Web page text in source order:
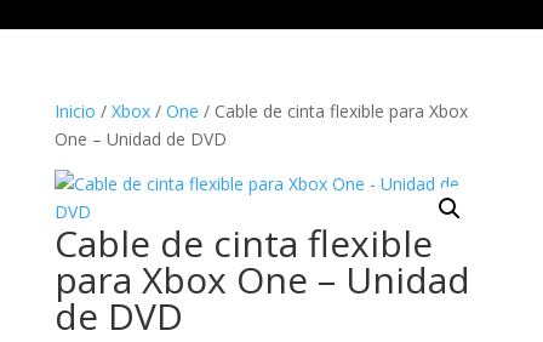
Inicio / Xbox/ One / Cable de cinta flexible para Xbox
One – Unidad de DVD
Cable de cinta flexible
para Xbox One – Unidad
de DVD